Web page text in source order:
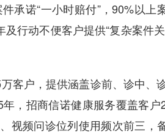
承诺“一小时赔付”，90%以上
行动不便客户提供“复杂案件
户，提供涵盖诊前、诊中、
，招商信诺健康服务覆盖客户
视频问诊位列使用频次前三，